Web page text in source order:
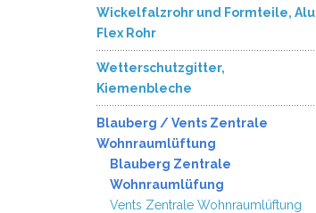
Wickelfalzrohr und Formteile, Alu
Flex Rohr
Wetterschutzgitter,
Kiemenbleche
Blauberg / Vents Zentrale
Wohnraumlüftung
Blauberg Zentrale
Wohnraumlüfung
Vents Zentrale Wohnraumlüftung